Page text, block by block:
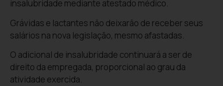
insalubridade mediante atestado médico.
Grávidas e lactantes não deixarão de receber seus
salários na nova legislação, mesmo afastadas.
O adicional de insalubridade continuará a ser de
direito da empregada, proporcional ao grau da
atividade exercida.